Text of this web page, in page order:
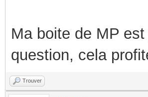
Ma boite de MP
question, cela
Trouver